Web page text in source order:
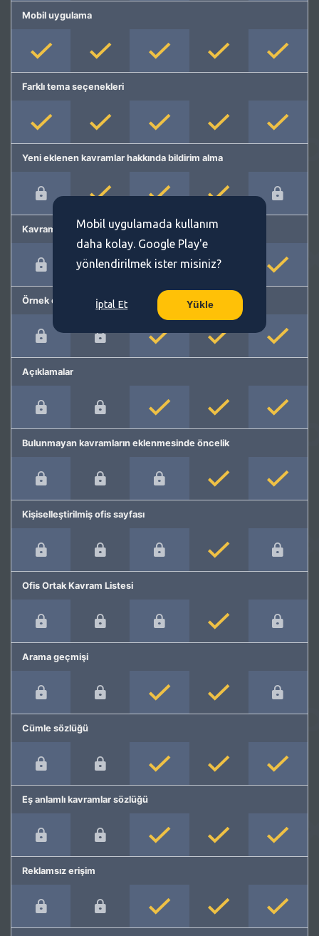
Mobil uygulama
Farklı tema seçenekleri
Yeni eklenen kavramlar hakkında bildirim alma
Kavram önerme
Örnek cümleler
Açıklamalar
Bulunmayan kavramların eklenmesinde öncelik
Kişiselleştirilmiş ofis sayfası
Ofis Ortak Kavram Listesi
Arama geçmişi
Cümle sözlüğü
Eş anlamlı kavramlar sözlüğü
Reklamsız erişim
Mobil uygulamada kullanım
daha kolay. Google Play'e
yönlendirilmek ister misiniz?
İptal Et Yükle